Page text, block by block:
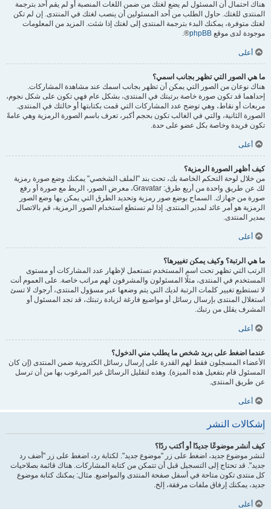
هناك احتمال أن المسئول لم يضع لغتك من ضمن اللغات المنصبة أو لم يقم أحد بترجمة
المنتدى للغتك. حاول الطلب من أحد المسئولين أن ينصب لغتك في المنتدى. إن لم تكن
لغتك متوفرة، يمكنك البدء بترجمة المنتدى إلى لغتك إذا شئت. المزيد من المعلومات
موجودة لدى موقع phpBB
®.
أعلى
ما هي الصور التي تظهر بجانب اسمي؟
هناك نوعان من الصور التي يمكن أن تظهر بجانب اسمك عند مشاهدة المشاركات.
إحداهما قد تكون صورة خاصة برتبتك في المنتدى، بشكل عام فهي تكون على شكل نجوم،
مربعات أو نقاط، وهي توضح عدد المشاركات التي قمت بكتابتها أو حالتك في المنتدى.
الصورة الثانية، والتي في الغالب تكون بحجم أكبر، تعرف باسم الصورة الرمزية وهي عامةً
تكون فريدة وخاصة بكل عضو على حدة.
أعلى
كيف أظهر الصورة الرمزية؟
من خلال لوحة التحكم الخاصة بك، تحت بند "الملف الشخصي" يمكنك وضع صورة رمزية
لك عن طريق واحدة من أربع طرق: Gravatar، معرض الصور، الربط مع صورة أو رفع
صورة من جهازك. السماح بوضع صور رمزية وتحديد الطرق التي يمكن بها وضع الصور
الرمزية هو أمر عائد لمدير المنتدى. إذا لم تستطع استخدام الصور الرمزية، قم بالاتصال
بمدير المنتدى.
أعلى
ما هي الرتبة؟ وكيف يمكن تغييرها؟
الرتب التي تظهر تحت اسم المستخدم تستعمل لإظهار عدد المشاركات أو مستوى
المستخدم في المنتدى، مثلًا المسئولون والمشرفون لهم مراتب خاصة. على العموم أنت
لا تستطيع تغيير كلمات الرتبة لديك التي يتم وضعها عبر مسؤول المنتدى، أرجوك لا تسئ
استغلال المنتدى بإرسال رسائل أو مواضيع فارغة لزيادة رتبتك، قد تجد المسئول أو
المشرف يقلل من رتبك.
أعلى
عندما اضغط على بريد شخص ما يطلب مني الدخول؟
الأعضاء المسجلون فقط لهم القدرة على إرسال رسائل الكترونية ضمن المنتدى (إن كان
المسئول قام بتفعيل هذه الميزة). وهذه لتقليل الرسائل غير المرغوب بها من أن ترسل
عن طريق المنتدى.
أعلى
إشكالات النشر
كيف أنشر موضوعًا جديدًا أو أكتب ردًا؟
لنشر موضوع جديد، اضغط على زر "موضوع جديد". لكتابة رد، اضغط على زر "أضف رد
جديد". قد تحتاج إلى التسجيل قبل أن تتمكن من كتابة المشاركات. هناك قائمة بصلاحيات
كل منتدى تكون متاحة في أسفل صفحة المنتدى والمواضيع. مثال: يمكنك كتابة موضوع
جديد، يمكنك إرفاق ملفات مرفقة، إلخ.
أعلى